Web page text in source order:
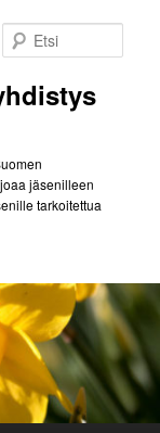
jäsenilleen
tarkoitettua